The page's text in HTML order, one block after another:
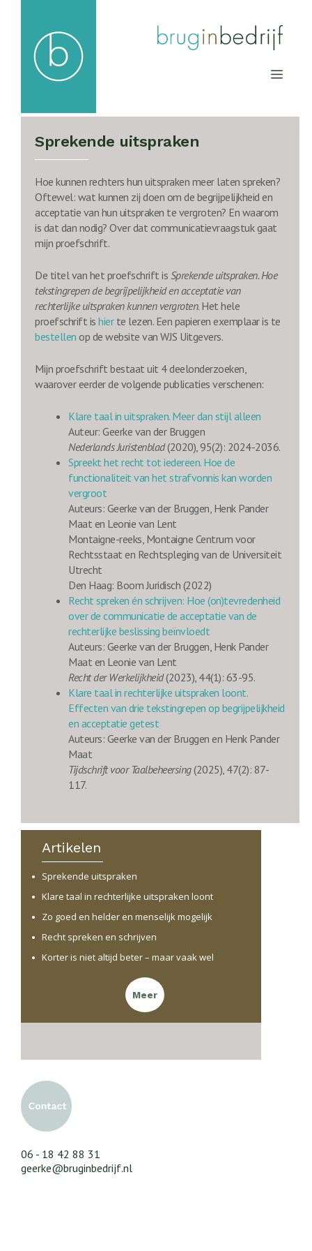
inhoud
Sprekende uitspraken
Hoe kunnen rechters hun uitspraken meer laten spreken?
Oftewel: wat kunnen zij doen om de begrijpelijkheid en
acceptatie van hun uitspraken te vergroten? En waarom
is dat dan nodig? Over dat communicatievraagstuk gaat
mijn proefschrift.
De titel van het proefschrift is Sprekende uitspraken. Hoe
tekstingrepen de begrijpelijkheid en acceptatie van
rechterlijke uitspraken kunnen vergroten. Het hele
proefschrift is hierte lezen. Een papieren exemplaar is te
bestellen op de website van WJS Uitgevers.
Mijn proefschrift bestaat uit 4 deelonderzoeken,
waarover eerder de volgende publicaties verschenen:
Klare taal in uitspraken. Meer dan stijl alleen
Auteur: Geerke van der Bruggen
Nederlands Juristenblad(2020), 95(2): 2024-2036.
Spreekt het recht tot iedereen. Hoe de
functionaliteit van het strafvonnis kan worden
vergroot
Auteurs: Geerke van der Bruggen, Henk Pander
Maat en Leonie van Lent
Montaigne-reeks, Montaigne Centrum voor
Rechtsstaat en Rechtspleging van de Universiteit
Utrecht
Den Haag: Boom Juridisch (2022)
Recht spreken én schrijven: Hoe (on)tevredenheid
over de communicatie de acceptatie van de
rechterlijke beslissing beïnvloedt
Auteurs: Geerke van der Bruggen, Henk Pander
Maat en Leonie van Lent
Recht der Werkelijkheid(2023), 44(1): 63-95.
Klare taal in rechterlijke uitspraken loont.
Effecten van drie tekstingrepen op begrijpelijkheid
en acceptatie getest
Auteurs: Geerke van der Bruggen en Henk Pander
Maat
Tijdschrift voor Taalbeheersing(2025), 47(2): 87-
117.
Artikelen
Sprekende uitspraken
Klare taal in rechterlijke uitspraken loont
Zo goed en helder en menselijk mogelijk
Recht spreken en schrijven
Korter is niet altijd beter – maar vaak wel
Meer
06 - 18 42 88 31
geerke@bruginbedrijf.nl